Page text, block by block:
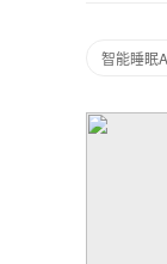
智能睡眠